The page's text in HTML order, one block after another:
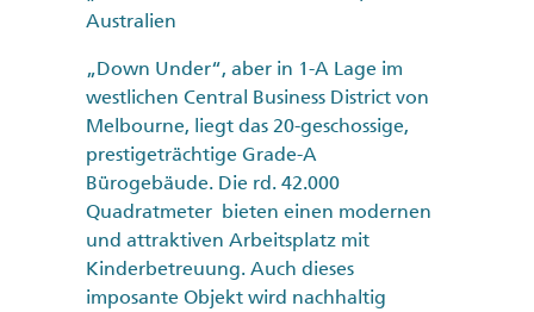
Australien
„Down Under“, aber in 1-A Lage im
westlichen Central Business District von
Melbourne, liegt das 20-geschossige,
prestigeträchtige Grade-A
Bürogebäude. Die rd. 42.000
Quadratmeter bieten einen modernen
und attraktiven Arbeitsplatz mit
Kinderbetreuung. Auch dieses
imposante Objekt wird nachhaltig